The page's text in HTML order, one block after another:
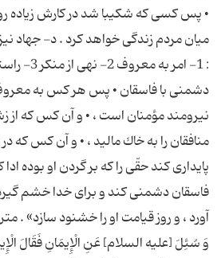
• پس كسى كه شكیبا شد در كارش زیاده
میان مردم زندگى خواهد كرد . د- جهاد
دشمنى با فاسقان • پس هر كس به معروف
نیرومند مؤمنان است ، • و آن كس كه از
منافقان را به خاك مالید ، • و آن كس كه
پایدارى كند حقّى را كه بر گردن او بوده
فاسقان دشمنى كند و براى خدا خشم
آورد ، و روز قیامت او را خشنود سازد» .
وَ سُئِلَ [علیه السلام] عَنِ الْإِیمَانِ فَقَالَ